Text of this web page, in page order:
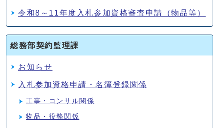
令和8～11年度入札参加資格審査申請（物品等）
総務部契約監理課
お知らせ
入札参加資格申請・名簿登録関係
工事・コンサル関係
物品・役務関係